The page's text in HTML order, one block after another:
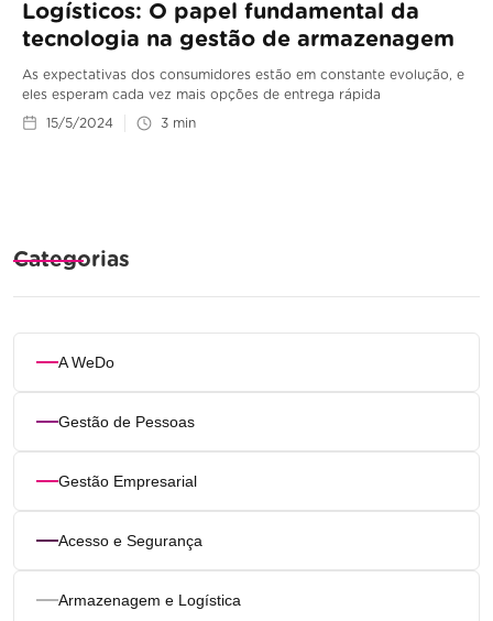
Logísticos: O papel fundamental da
tecnologia na gestão de armazenagem
As expectativas dos consumidores estão em constante evolução, e
eles esperam cada vez mais opções de entrega rápida
15/5/2024 3 min
Categorias
A WeDo
Gestão de Pessoas
Gestão Empresarial
Acesso e Segurança
Armazenagem e Logística